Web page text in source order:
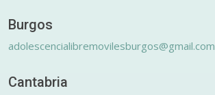
Burgos
adolescencialibremovilesburgos@gmail.com
Cantabria